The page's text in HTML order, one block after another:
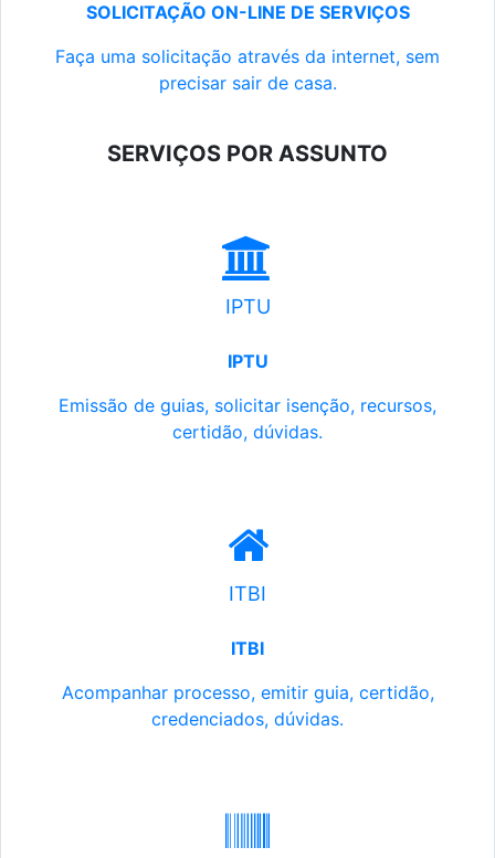
SOLICITAÇÃO ON-LINE DE SERVIÇOS
Faça uma solicitação através da internet, sem
precisar sair de casa.
SERVIÇOS POR ASSUNTO
IPTU
IPTU
Emissão de guias, solicitar isenção, recursos,
certidão, dúvidas.
ITBI
ITBI
Acompanhar processo, emitir guia, certidão,
credenciados, dúvidas.